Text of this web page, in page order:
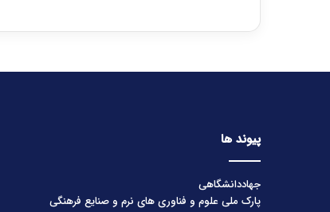
پیوند ها
جهاددانشگاهی
پارک ملی علوم و فناوری های نرم و صنایع فرهنگی